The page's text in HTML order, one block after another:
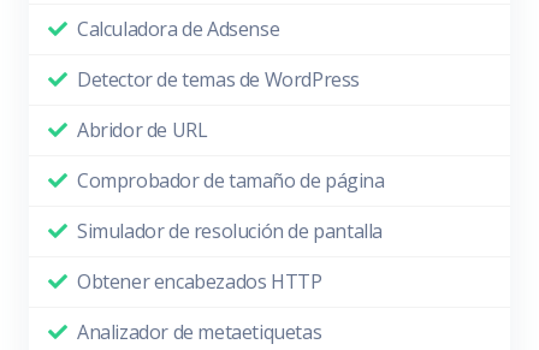
Calculadora de Adsense
Detector de temas de WordPress
Abridor de URL
Comprobador de tamaño de página
Simulador de resolución de pantalla
Obtener encabezados HTTP
Analizador de metaetiquetas